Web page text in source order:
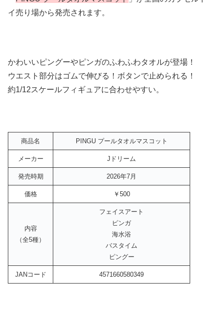
イ売り場から発売されます。
かわいいピングーやピンガのふわふわタオルが登場！
ウエスト部分はゴムで伸びる！ボタンで止められる！
約1/12スケールフィギュアに合わせやすい。
商品名 PINGU プールタオルマスコット
メーカー Jドリーム
発売時期 2026年7月
価格 ￥500
内容
（全5種）
フェイスアート
ピンガ
海水浴
バスタイム
ピングー
JANコード 4571660580349